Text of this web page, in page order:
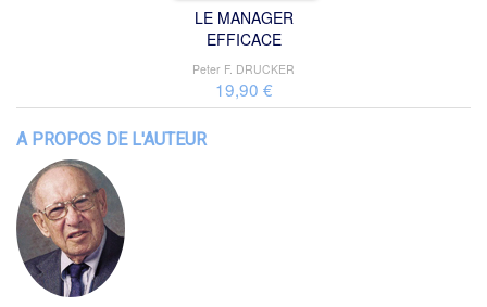
LE MANAGER
EFFICACE
Peter F. DRUCKER
19,90 €
A PROPOS DE L'AUTEUR